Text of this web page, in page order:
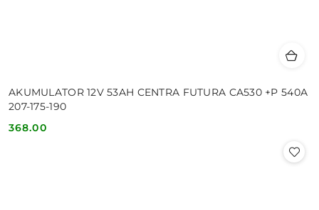
AKUMULATOR 12V 53AH CENTRA FUTURA CA530 +P 540A
207-175-190
Cena:
368.00